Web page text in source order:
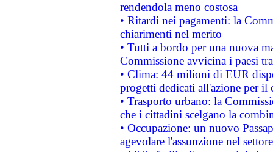
rendendola meno costosa
• Ritardi nei pagamenti: la
chiarimenti nel merito
• Tutti a bordo per una nuova
Commissione avvicina i paesi
• Clima: 44 milioni di EUR
progetti dedicati all'azione per il
• Trasporto urbano: la
che i cittadini scelgano la
• Occupazione: un nuovo
agevolare l'assunzione nel